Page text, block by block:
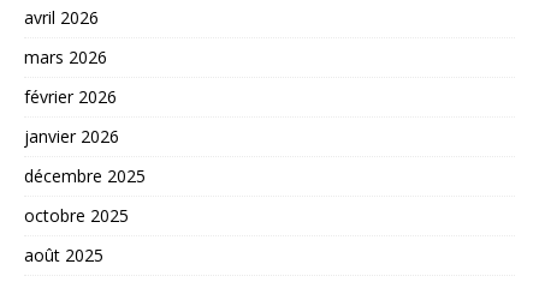
avril 2026
mars 2026
février 2026
janvier 2026
décembre 2025
octobre 2025
août 2025